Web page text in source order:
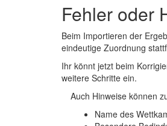
Fehler oder
Beim Importieren der
eindeutige Zuordnung
Ihr könnt jetzt beim
weitere Schritte ein.
Auch Hinweise können
Name des